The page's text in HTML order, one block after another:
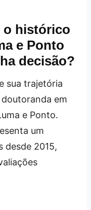
o histórico
e Ponto
decisão?
sua trajetória
em
e Ponto.
um
desde 2015,